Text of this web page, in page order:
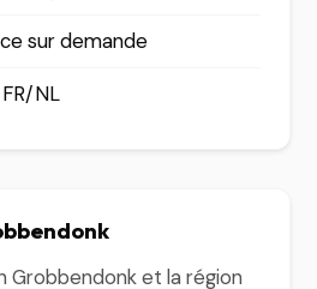
sur demande
NL
Grobbendonk et la région